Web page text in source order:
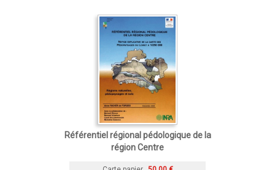
Référentiel régional pédologique de la
région Centre